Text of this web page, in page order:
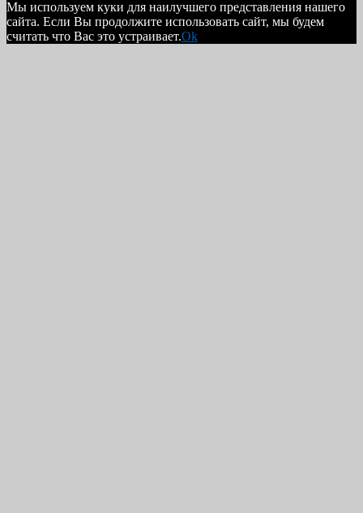
Мы используем куки для наилучшего представления нашего
сайта. Если Вы продолжите использовать сайт, мы будем
считать что Вас это устраивает.Ok